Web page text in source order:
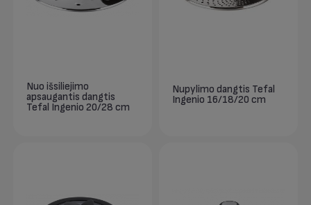
Nuo išsiliejimo
apsaugantis dangtis
Tefal Ingenio 20/28 cm
Nupylimo dangtis Tefal
Ingenio 16/18/20 cm